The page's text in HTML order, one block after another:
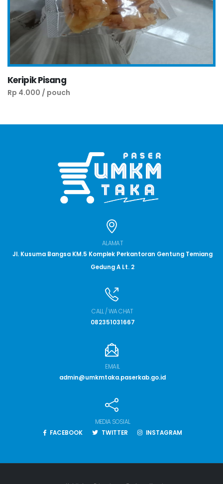
Keripik Pisang
Rp 4.000 / pouch
ALAMAT
Jl. Kusuma Bangsa KM.5 Komplek Perkantoran Gentung Temiang
Gedung A Lt. 2
CALL / WA CHAT
082351031667
EMAIL
admin@umkmtaka.paserkab.go.id
MEDIA SOSIAL
FACEBOOK
TWITTER INSTAGRAM